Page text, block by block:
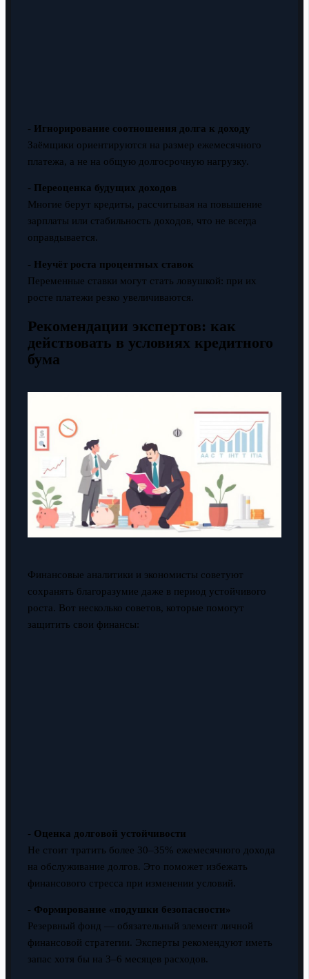
- Игнорирование соотношения долга к доходу
Заёмщики ориентируются на размер ежемесячного
платежа, а не на общую долгосрочную нагрузку.
- Переоценка будущих доходов
Многие берут кредиты, рассчитывая на повышение
зарплаты или стабильность доходов, что не всегда
оправдывается.
- Неучёт роста процентных ставок
Переменные ставки могут стать ловушкой: при их
росте платежи резко увеличиваются.
Рекомендации экспертов: как
действовать в условиях кредитного
бума
Финансовые аналитики и экономисты советуют
сохранять благоразумие даже в период устойчивого
роста. Вот несколько советов, которые помогут
защитить свои финансы:
- Оценка долговой устойчивости
Не стоит тратить более 30–35% ежемесячного дохода
на обслуживание долгов. Это поможет избежать
финансового стресса при изменении условий.
- Формирование «подушки безопасности»
Резервный фонд — обязательный элемент личной
финансовой стратегии. Эксперты рекомендуют иметь
запас хотя бы на 3–6 месяцев расходов.